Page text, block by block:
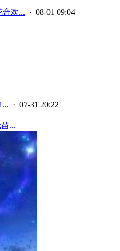
欢... · 08-01 09:04
· 07-31 20:22
...